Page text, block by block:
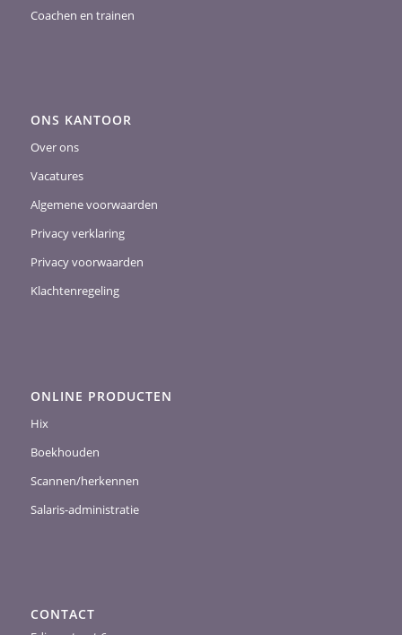
Coachen en trainen
ONS KANTOOR
Over ons
Vacatures
Algemene voorwaarden
Privacy verklaring
Privacy voorwaarden
Klachtenregeling
ONLINE PRODUCTEN
Hix
Boekhouden
Scannen/herkennen
Salaris-administratie
CONTACT